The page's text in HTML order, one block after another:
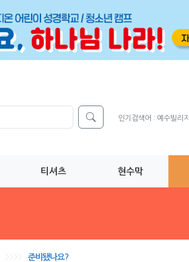
인기검색어 : 예수빌리지
티셔츠 현수막
준비됐나요?